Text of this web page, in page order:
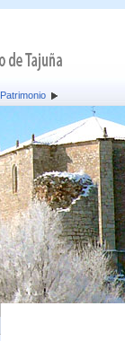
Patrimonio